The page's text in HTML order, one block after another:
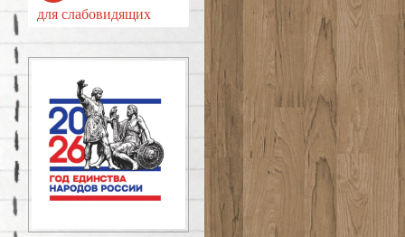
для слабовидящих